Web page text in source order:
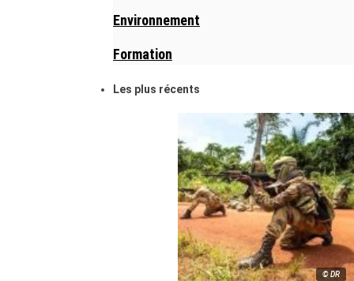
Environnement
Formation
Les plus récents
© DR